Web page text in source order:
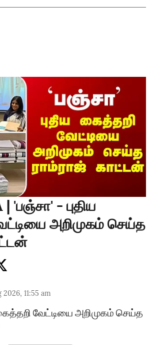
'பஞ்சா' - புதிய
அறிமுகம் செய்த
2026, 11:55 am
வேட்டியை அறிமுகம் செய்த